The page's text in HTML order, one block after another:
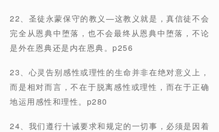
22、圣徒永蒙保守的教义—这教义就是，真信徒不会
完全从恩典中堕落，也不会最终从恩典中堕落，不论
是外在恩典还是内在恩典。p256
23、⼼灵告别感性或理性的⽣命并⾮在绝对意义上，
⽽是相对⽽⾔，不在于脱离感性或理性，⽽在于正确
地运⽤感性和理性。p280
24、我们遵⾏⼗诫要求和规定的⼀切事，必须是因着